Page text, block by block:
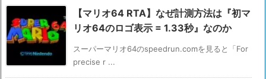
【マリオ64 RTA】なぜ計測方法は『初マ
リオ64のロゴ表示 = 1.33秒』なのか
スーパーマリオ64のspeedrun.comを見ると「For
precise r ...